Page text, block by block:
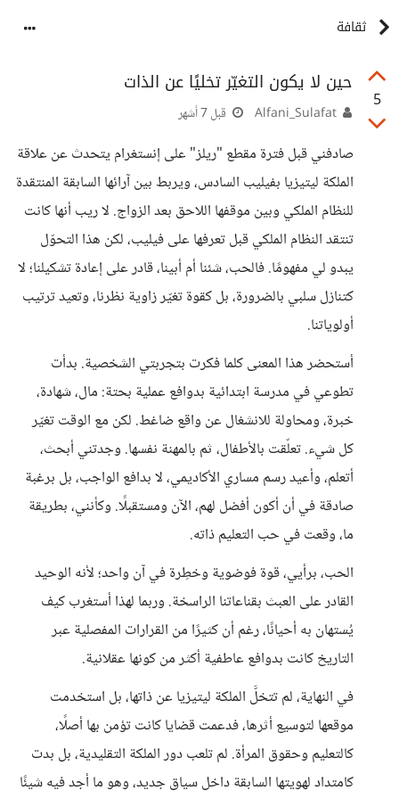
ثقافة
5
حين لا يكون التغيّر تخليًا عن الذات
قبل 7 أشهر
صادفني قبل فترة مقطع "ريلز" على إنستغرام يتحدث عن علاقة
الملكة ليتيزيا بفيليب السادس، ويربط بين آرائها السابقة المنتقدة
للنظام الملكي وبين موقفها اللاحق بعد الزواج. لا ريب أنها كانت
تنتقد النظام الملكي قبل تعرفها على فيليب، لكن هذا التحوّل
يبدو لي مفهومًا. فالحب، شئنا أم أبينا، قادر على إعادة تشكيلنا؛ لا
كتنازل سلبي بالضرورة، بل كقوة تغيّر زاوية نظرنا، وتعيد ترتيب
أولوياتنا.
أستحضر هذا المعنى كلما فكرت بتجربتي الشخصية. بدأت
تطوعي في مدرسة ابتدائية بدوافع عملية بحتة: مال، شهادة،
خبرة، ومحاولة للانشغال عن واقع ضاغط. لكن مع الوقت تغيّر
كل شيء. تعلّقت بالأطفال، ثم بالمهنة نفسها. وجدتني أبحث،
أتعلم، وأعيد رسم مساري الأكاديمي، لا بدافع الواجب، بل برغبة
صادقة في أن أكون أفضل لهم، الآن ومستقبلًا. وكأنني، بطريقة
ما، وقعت في حب التعليم ذاته.
الحب، برأيي، قوة فوضوية وخطِرة في آن واحد؛ لأنه الوحيد
القادر على العبث بقناعاتنا الراسخة. وربما لهذا أستغرب كيف
يُستهان به أحيانًا، رغم أن كثيرًا من القرارات المفصلية عبر
التاريخ كانت بدوافع عاطفية أكثر من كونها عقلانية.
في النهاية، لم تتخلَّ الملكة ليتيزيا عن ذاتها، بل استخدمت
موقعها لتوسيع أثرها، فدعمت قضايا كانت تؤمن بها أصلًا،
كالتعليم وحقوق المرأة. لم تلعب دور الملكة التقليدية، بل بدت
كامتداد لهويتها السابقة داخل سياق جديد، وهو ما أجد فيه شيئًا